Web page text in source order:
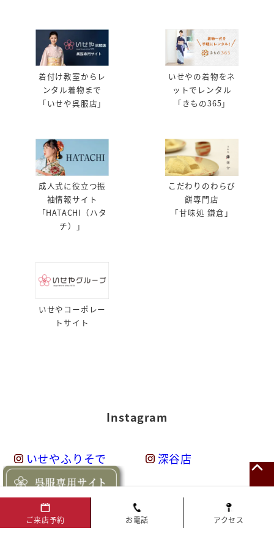
着付け教室からレ
ンタル着物まで
「いせや呉服店」
いせやの着物をネ
ットでレンタル
「きもの365」
成人式に役立つ振
袖情報サイト
「HATACHI（ハタ
チ）」
こだわりのわらび
餅専門店
「甘味処 鎌倉」
いせやコーポレー
トサイト
Instagram
いせやふりそで 深谷店
鴻巣店
ご来店予約 お電話 アクセス